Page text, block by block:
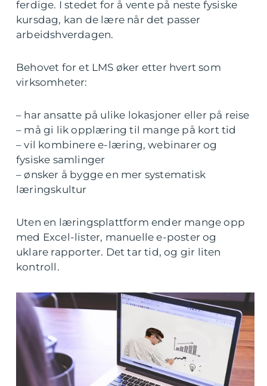
ferdige. I stedet for å vente på neste fysiske
kursdag, kan de lære når det passer
arbeidshverdagen.
Behovet for et LMS øker etter hvert som
virksomheter:
– har ansatte på ulike lokasjoner eller på reise
– må gi lik opplæring til mange på kort tid
– vil kombinere e-læring, webinarer og
fysiske samlinger
– ønsker å bygge en mer systematisk
læringskultur
Uten en læringsplattform ender mange opp
med Excel-lister, manuelle e-poster og
uklare rapporter. Det tar tid, og gir liten
kontroll.